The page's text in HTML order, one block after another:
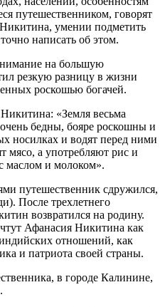
путешественником, говорят
умении подметить
написать об этом.
на большую
резкую разницу в жизни
роскошью богачей.
«Земля весьма
бедны, бояре роскошны и
носилках и водят перед ними
мясо, а употребляют рис и
маслом и молоком».
путешественник сдружился,
После трехлетнего
возвратился на родину.
Афанасия Никитина как
отношений, как
и патриота своей страны.
в городе Калинине,